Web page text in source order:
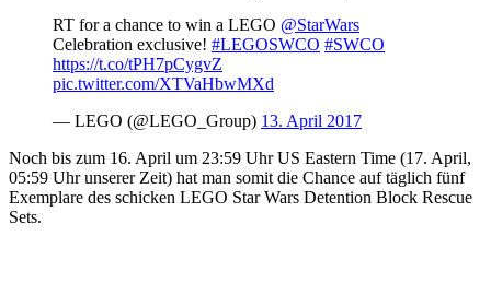
RT for a chance to win a LEGO @StarWars
Celebration exclusive! #LEGOSWCO #SWCO
https://t.co/tPH7pCygvZ
pic.twitter.com/XTVaHbwMXd
— LEGO (@LEGO_Group) 13. April 2017
Noch bis zum 16. April um 23:59 Uhr US Eastern Time (17. April,
05:59 Uhr unserer Zeit) hat man somit die Chance auf täglich fünf
Exemplare des schicken LEGO Star Wars Detention Block Rescue
Sets.